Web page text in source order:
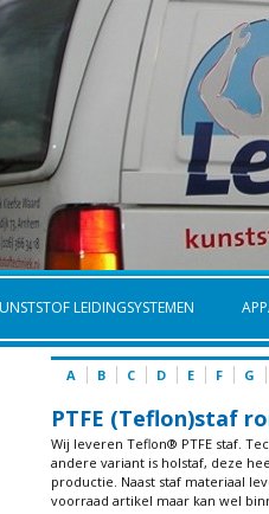
LEIDINGSYSTEMEN
A B C D E F G
PTFE (Teflon)staf
Wij leveren Teflon® PTFE staf.
andere variant is holstaf, deze
productie. Naast staf materiaal
voorraad artikel maar kan wel